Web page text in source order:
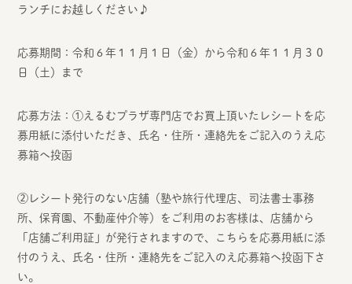
ランチにお越しください♪
応募期間：令和６年１１月１日（金）から令和６年１１月３０
日（土）まで
応募方法：①えるむプラザ専門店でお買上頂いたレシートを応
募用紙に添付いただき、氏名・住所・連絡先をご記入のうえ応
募箱へ投函
②レシート発行のない店舗（塾や旅行代理店、司法書士事務
所、保育園、不動産仲介等）をご利用のお客様は、店舗から
「店舗ご利用証」が発行されますので、こちらを応募用紙に添
付のうえ、氏名・住所・連絡先をご記入のえ応募箱へ投函下さ
い。